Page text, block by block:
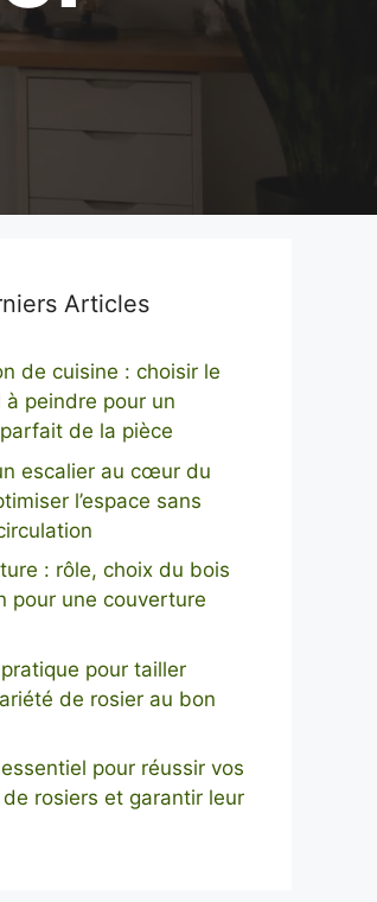
Articles
de cuisine : choisir le
à peindre pour un
de la pièce
escalier au cœur du
l’espace sans
: rôle, choix du bois
pour une couverture
pour tailler
de rosier au bon
pour réussir vos
rosiers et garantir leur